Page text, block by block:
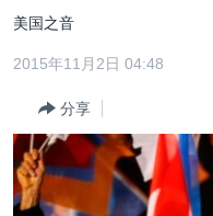
转
内
转
到
导
台湾
港澳
国际
最新国际新闻
印太
分类新闻
经济·金融·贸易
美中关系
美国之音
2015年11月2日 04:48
分享